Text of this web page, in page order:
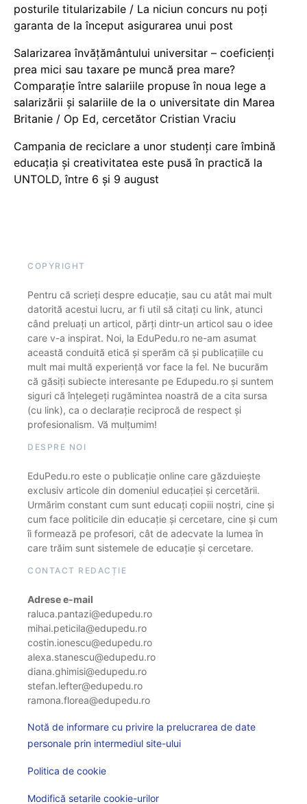
posturile titularizabile / La niciun concurs nu poți
garanta de la început asigurarea unui post
Salarizarea învățământului universitar – coeficienți
prea mici sau taxare pe muncă prea mare?
Comparație între salariile propuse în noua lege a
salarizării și salariile de la o universitate din Marea
Britanie / Op Ed, cercetător Cristian Vraciu
Campania de reciclare a unor studenți care îmbină
educația și creativitatea este pusă în practică la
UNTOLD, între 6 și 9 august
COPYRIGHT
Pentru că scrieți despre educație, sau cu atât mai mult
datorită acestui lucru, ar fi util să citați cu link, atunci
când preluați un articol, părți dintr-un articol sau o idee
care v-a inspirat. Noi, la EduPedu.ro ne-am asumat
această conduită etică și sperăm că și publicațiile cu
mult mai multă experiență vor face la fel. Ne bucurăm
că găsiți subiecte interesante pe Edupedu.ro și suntem
siguri că înțelegeți rugămintea noastră de a cita sursa
(cu link), ca o declarație reciprocă de respect și
profesionalism. Vă mulțumim!
DESPRE NOI
EduPedu.ro este o publicație online care găzduiește
exclusiv articole din domeniul educației și cercetării.
Urmărim constant cum sunt educați copiii noștri, cine și
cum face politicile din educație și cercetare, cine și cum
îi formează pe profesori, cât de adecvate la lumea în
care trăim sunt sistemele de educație și cercetare.
CONTACT REDACȚIE
Adrese e-mail
raluca.pantazi@edupedu.ro
mihai.peticila@edupedu.ro
costin.ionescu@edupedu.ro
alexa.stanescu@edupedu.ro
diana.ghimisi@edupedu.ro
stefan.lefter@edupedu.ro
ramona.florea@edupedu.ro
Notă de informare cu privire la prelucrarea de date
personale prin intermediul site-ului
Politica de cookie
Modifică setarile cookie-urilor